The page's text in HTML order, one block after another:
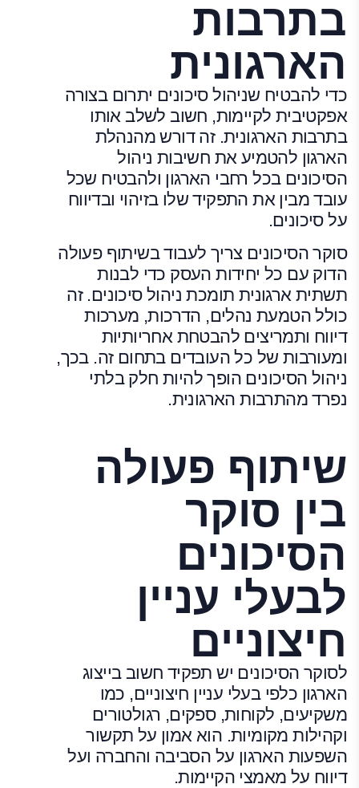
בתרבות
הארגונית
כדי להבטיח שניהול סיכונים יתרום בצורה
אפקטיבית לקיימות, חשוב לשלב אותו
בתרבות הארגונית. זה דורש מהנהלת
הארגון להטמיע את חשיבות ניהול
הסיכונים בכל רחבי הארגון ולהבטיח שכל
עובד מבין את התפקיד שלו בזיהוי ובדיווח
על סיכונים.
סוקר הסיכונים צריך לעבוד בשיתוף פעולה
הדוק עם כל יחידות העסק כדי לבנות
תשתית ארגונית תומכת ניהול סיכונים. זה
כולל הטמעת נהלים, הדרכות, מערכות
דיווח ותמריצים להבטחת אחריותיות
ומעורבות של כל העובדים בתחום זה. בכך,
ניהול הסיכונים הופך להיות חלק בלתי
נפרד מהתרבות הארגונית.
שיתוף פעולה
בין סוקר
הסיכונים
לבעלי עניין
חיצוניים
לסוקר הסיכונים יש תפקיד חשוב בייצוג
הארגון כלפי בעלי עניין חיצוניים, כמו
משקיעים, לקוחות, ספקים, רגולטורים
וקהילות מקומיות. הוא אמון על תקשור
השפעות הארגון על הסביבה והחברה ועל
דיווח על מאמצי הקיימות.